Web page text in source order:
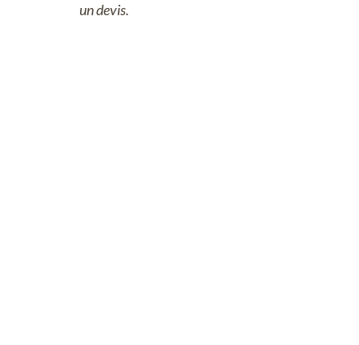
un devis.